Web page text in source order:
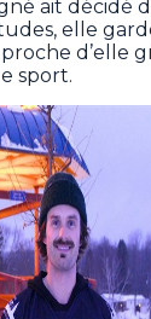
ait décidé
elle
d’elle
sport.